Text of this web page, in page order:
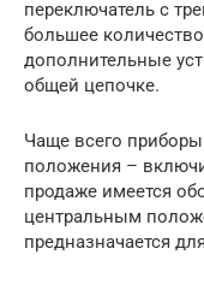
переключатель с
большее
дополнительные
общей цепочке.
Чаще всего
положения –
продаже имеется
центральным
предназначается